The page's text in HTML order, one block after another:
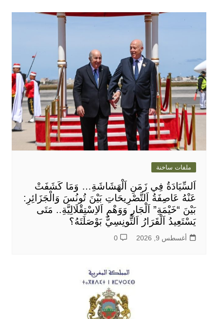
ملفات ساخنة
اَلسِّيَادَةُ فِي زَمَنِ اَلْهَشَاشَةِ… وَمَا كَشَفَتْ
عَنْهُ عَاصِفَةُ اَلتَّصْرِيحَاتِ بَيْنَ تُونُسَ وَالْجَزَائِرِ:
بَيْنَ “خَيْمَةِ” اَلْجَارِ وَوَهْمِ اَلاِسْتِقْلَالِيَّةِ.. مَتَى
يَسْتَعِيدُ اَلْقَرَارُ اَلتُّونِسِيُّ بَوْصَلَتَهُ؟
أغسطس 9, 2026 0